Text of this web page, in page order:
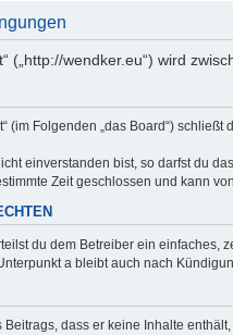
(„http://wendker.eu“) wird
(im Folgenden „das Board“)
einverstanden bist, so darfst du
Zeit geschlossen und kann
du dem Betreiber ein
a bleibt auch nach
Beitrags, dass er keine Inhalte